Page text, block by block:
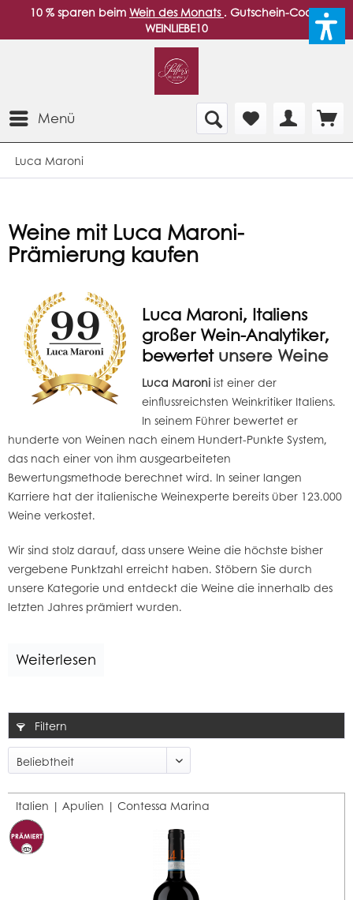
10 % sparen beim Wein des Monats . Gutschein-Code:
WEINLIEBE10
Menü
Luca Maroni
Weine mit Luca Maroni-
Prämierung kaufen
Luca Maroni, Italiens
großer Wein-Analytiker,
bewertet unsere Weine
Luca Maroni ist einer der
einflussreichsten Weinkritiker Italiens.
In seinem Führer bewertet er
hunderte von Weinen nach einem Hundert-Punkte System,
das nach einer von ihm ausgearbeiteten
Bewertungsmethode berechnet wird. In seiner langen
Karriere hat der italienische Weinexperte bereits über 123.000
Weine verkostet.
Wir sind stolz darauf, dass unsere Weine die höchste bisher
vergebene Punktzahl erreicht haben. Stöbern Sie durch
unsere Kategorie und entdeckt die Weine die innerhalb des
letzten Jahres prämiert wurden.
Weiterlesen
Filtern
Italien | Apulien |Contessa Marina